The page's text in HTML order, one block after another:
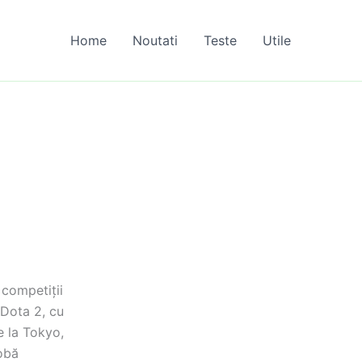
Home Noutati Teste Utile
2, cu
la Tokyo,